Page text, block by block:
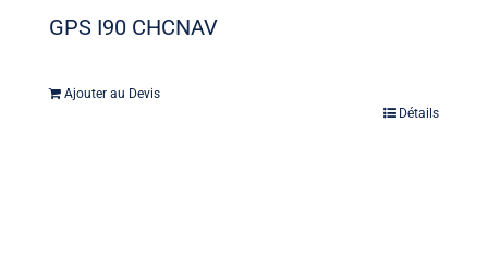
GPS I90 CHCNAV
Ajouter au Devis
Détails